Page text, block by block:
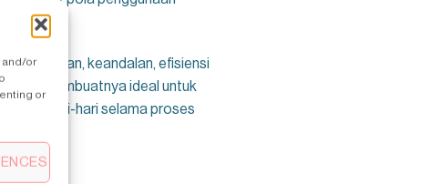
and/or
or
keamanan, keandalan, efisiensi
membuatnya ideal untuk
sehari-hari selama proses